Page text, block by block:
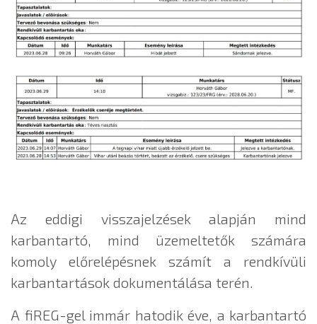
Az eddigi visszajelzések alapján mind
karbantartó, mind üzemeltetők számára
komoly előrelépésnek számít a rendkívüli
karbantartások dokumentálása terén.
A fiREG-gel immár hatodik éve, a karbantartó